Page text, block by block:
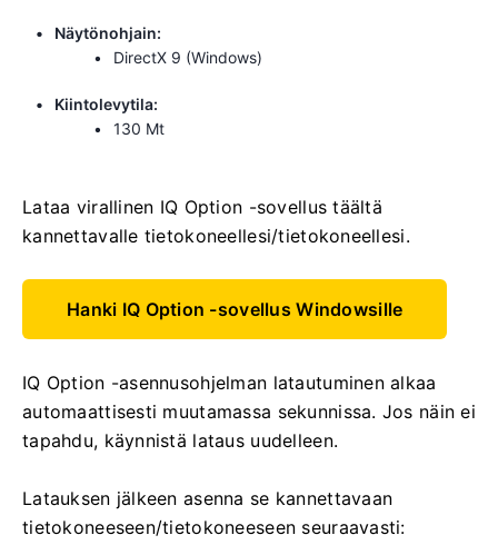
Näytönohjain:
DirectX 9 (Windows)
Kiintolevytila:
130 Mt
Lataa virallinen IQ Option -sovellus täältä
kannettavalle tietokoneellesi/tietokoneellesi.
Hanki IQ Option -sovellus Windowsille
IQ Option -asennusohjelman latautuminen alkaa
automaattisesti muutamassa sekunnissa. Jos näin ei
tapahdu, käynnistä lataus uudelleen.
Latauksen jälkeen asenna se kannettavaan
tietokoneeseen/tietokoneeseen seuraavasti: